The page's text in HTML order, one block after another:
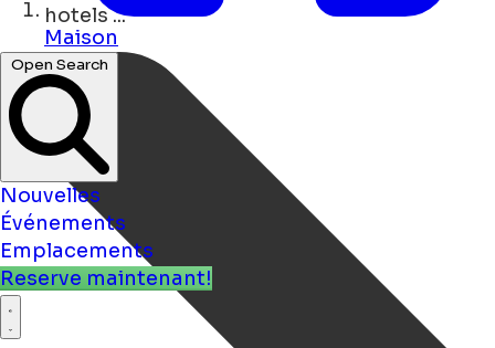
cafés ...
Open Search
Nouvelles
Événements
Emplacements
Reserve maintenant!
Maison